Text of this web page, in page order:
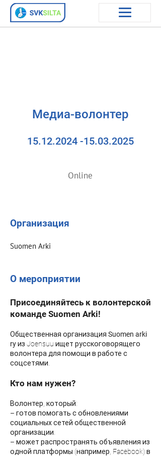
Медиа-волонтер
15.12.2024 -15.03.2025
Online
Организация
Suomen Arki
О мероприятии
Присоединяйтесь к волонтерской
команде Suomen Arki!
Общественная организация Suomen arki
ryиз Joensuu ищет русскоговорящего
волонтера для помощи в работе с
соцсетями.
Кто нам нужен?
Волонтер, который:
– готов помогать с обновлениями
социальных сетей общественной
организации.
– может распространять объявления из
одной платформы (например, Facebook) в